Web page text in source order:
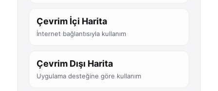
Çevrim İçi Harita
İnternet bağlantısıyla kullanım
Çevrim Dışı Harita
Uygulama desteğine göre kullanım